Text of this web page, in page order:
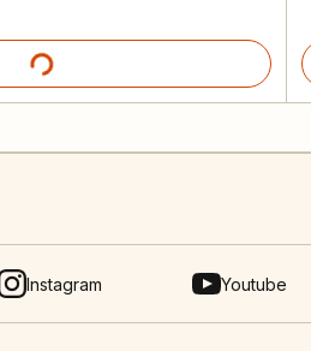
Instagram Youtube